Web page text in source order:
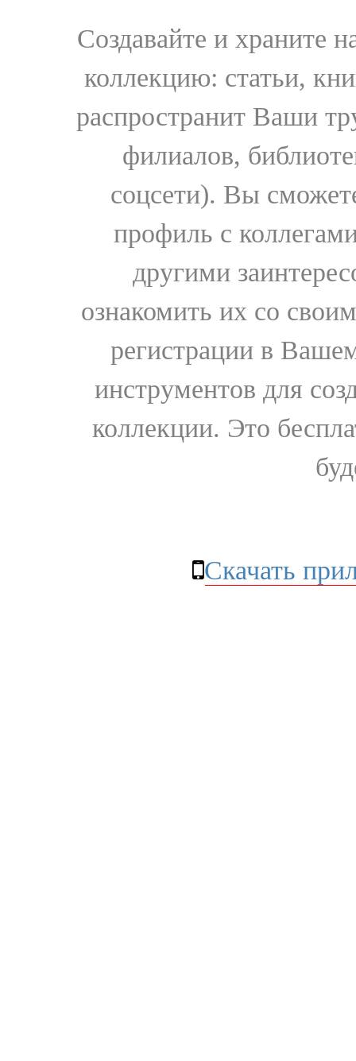
Создавайте и храните
коллекцию: статьи,
распространит Ваши
филиалов,
соцсети). Вы
профиль с
другими
ознакомить их со
регистрации в
инструментов для
коллекции. Это
Скачать